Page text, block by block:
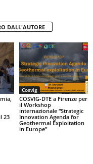
DALL'AUTORE
23
Cosvig
COSVIG-DTE a Firenze per
il Workshop
internazionale “Strategic
Innovation Agenda for
Geothermal Exploitation
in Europe”